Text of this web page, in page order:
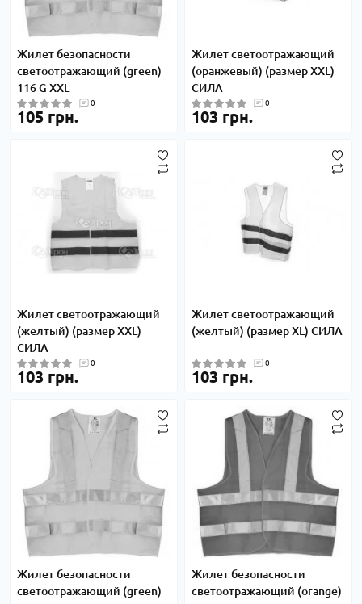
Жилет безопасности
светоотражающий (green)
116 G XXL
0
105 грн.
Жилет светоотражающий
(оранжевый) (размер XXL)
СИЛА
0
103 грн.
Жилет светоотражающий
(желтый) (размер XXL)
СИЛА
0
103 грн.
Жилет светоотражающий
(желтый) (размер XL) СИЛА
0
103 грн.
Жилет безопасности
светоотражающий (green)
Жилет безопасности
светоотражающий (orange)